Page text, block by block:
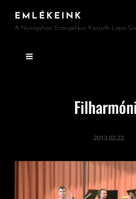
EMLÉKEINK
A Nyíregyházi Evangélikus Kossuth Lajos
2013.02.22.